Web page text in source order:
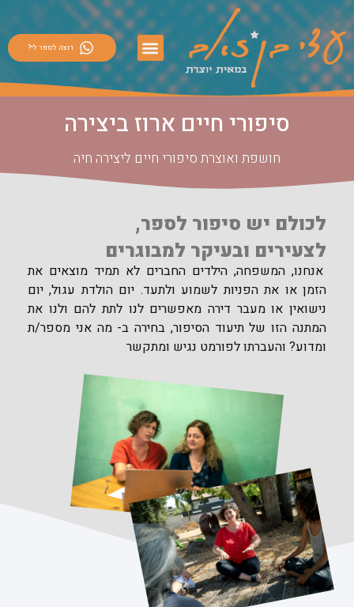
רוצה לספר לי?
סיפורי חיים ארוז ביצירה
חושפת ואוצרת סיפורי חיים ליצירה חיה
לכולם יש סיפור לספר,
לצעירים ובעיקר למבוגרים
אנחנו, המשפחה, הילדים החברים לא תמיד מוצאים את
הזמן או את הפניות לשמוע ולתעד. יום הולדת עגול, יום
נישואין או מעבר דירה מאפשרים לנו לתת להם ולנו את
המתנה הזו של תיעוד הסיפור, בחירה ב- מה אני מספר/ת
ומדוע? והעברתו לפורמט נגיש ומתקשר